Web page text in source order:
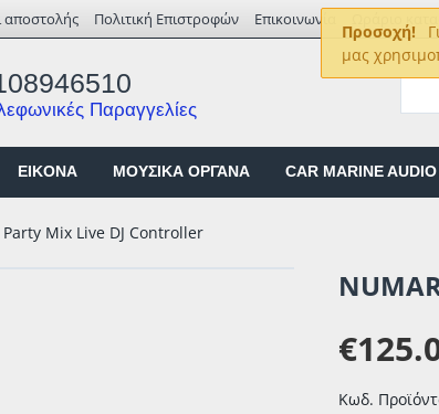
Προσοχή!
μας
αποστολής Πολιτική Επιστροφών Επικοινωνία
Παραγγελίες
EIKONA ΜΟΥΣΙΚΑ ΟΡΓΑΝΑ CAR MARINE AUDIO
Party Mix Live DJ Controller
€
Κωδ.